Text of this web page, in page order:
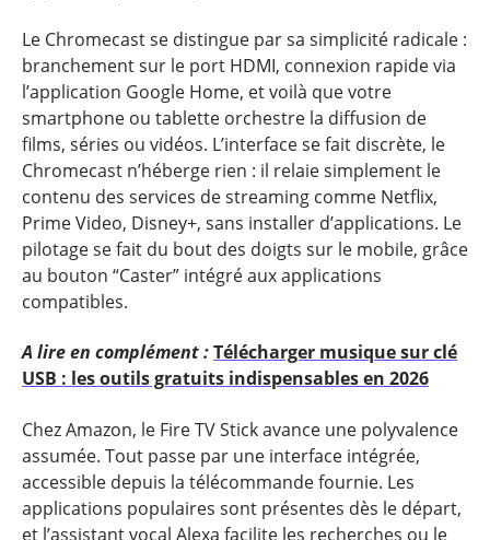
Le Chromecast se distingue par sa simplicité radicale :
branchement sur le port HDMI, connexion rapide via
l’application Google Home, et voilà que votre
smartphone ou tablette orchestre la diffusion de
films, séries ou vidéos. L’interface se fait discrète, le
Chromecast n’héberge rien : il relaie simplement le
contenu des services de streaming comme Netflix,
Prime Video, Disney+, sans installer d’applications. Le
pilotage se fait du bout des doigts sur le mobile, grâce
au bouton “Caster” intégré aux applications
compatibles.
A lire en complément :Télécharger musique sur clé
USB : les outils gratuits indispensables en 2026
Chez Amazon, le Fire TV Stick avance une polyvalence
assumée. Tout passe par une interface intégrée,
accessible depuis la télécommande fournie. Les
applications populaires sont présentes dès le départ,
et l’assistant vocal Alexa facilite les recherches ou le